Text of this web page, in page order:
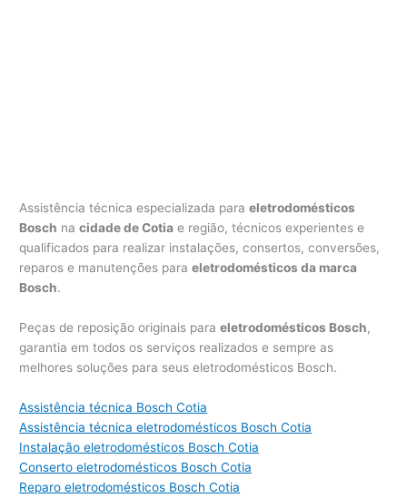
Assistência técnica especializada paraeletrodomésticos
Bosch nacidade de Cotia e região, técnicos experientes e
qualificados para realizar instalações, consertos, conversões,
reparos e manutenções paraeletrodomésticos da marca
Bosch.
Peças de reposição originais paraeletrodomésticos Bosch,
garantia em todos os serviços realizados e sempre as
melhores soluções para seus eletrodomésticos Bosch.
Assistência técnica Bosch Cotia
Assistência técnica eletrodomésticos Bosch Cotia
Instalação eletrodomésticos Bosch Cotia
Conserto eletrodomésticos Bosch Cotia
Reparo eletrodomésticos Bosch Cotia